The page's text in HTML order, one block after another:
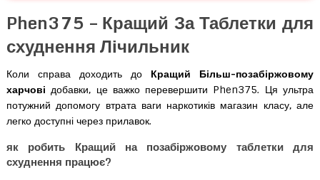
Phen375 – Кращий За Таблетки для
схуднення Лічильник
Коли справа доходить до Кращий Більш-позабіржовому
харчовідобавки, це важко перевершити Phen375. Ця ультра
потужний допомогу втрата ваги наркотиків магазин класу, але
легко доступні через прилавок.
як робить Кращий на позабіржовому таблетки для
схуднення працює?